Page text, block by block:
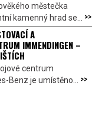
městečka
kamenný hrad se... >>
A
IMMENDINGEN –
centrum
Benz je umístěno... >>